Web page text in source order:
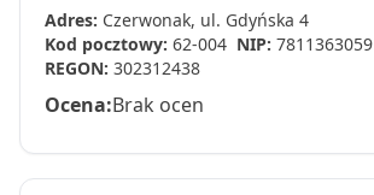
Adres: Czerwonak, ul. Gdyńska 4
Kod pocztowy: 62-004 NIP: 7811363059
REGON: 302312438
Ocena:Brak ocen